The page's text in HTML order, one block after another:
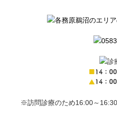
■14：
▲14：
※訪問診療のため16:00～